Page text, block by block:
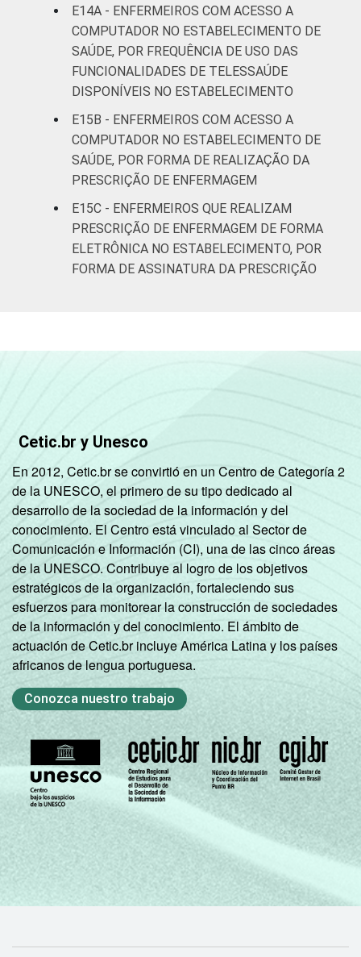
E14A - ENFERMEIROS COM ACESSO A
COMPUTADOR NO ESTABELECIMENTO DE
SAÚDE, POR FREQUÊNCIA DE USO DAS
FUNCIONALIDADES DE TELESSAÚDE
DISPONÍVEIS NO ESTABELECIMENTO
E15B - ENFERMEIROS COM ACESSO A
COMPUTADOR NO ESTABELECIMENTO DE
SAÚDE, POR FORMA DE REALIZAÇÃO DA
PRESCRIÇÃO DE ENFERMAGEM
E15C - ENFERMEIROS QUE REALIZAM
PRESCRIÇÃO DE ENFERMAGEM DE FORMA
ELETRÔNICA NO ESTABELECIMENTO, POR
FORMA DE ASSINATURA DA PRESCRIÇÃO
Cetic.br y Unesco
En 2012, Cetic.br se convirtió en un Centro de Categoría 2
de la UNESCO, el primero de su tipo dedicado al
desarrollo de la sociedad de la información y del
conocimiento. El Centro está vinculado al Sector de
Comunicación e Información (CI), una de las cinco áreas
de la UNESCO. Contribuye al logro de los objetivos
estratégicos de la organización, fortaleciendo sus
esfuerzos para monitorear la construcción de sociedades
de la información y del conocimiento. El ámbito de
actuación de Cetic.br incluye América Latina y los países
africanos de lengua portuguesa.
Conozca nuestro trabajo